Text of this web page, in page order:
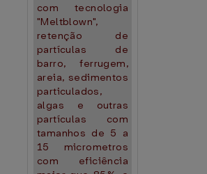
com tecnologia
"Meltblown",
retenção de
partículas de
barro, ferrugem,
areia, sedimentos
particulados,
algas e outras
partículas com
tamanhos de 5 a
15 micrometros
com eficiência